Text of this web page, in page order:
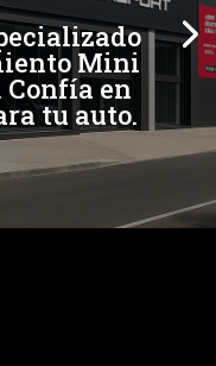
Mini
Confía en
tu auto.